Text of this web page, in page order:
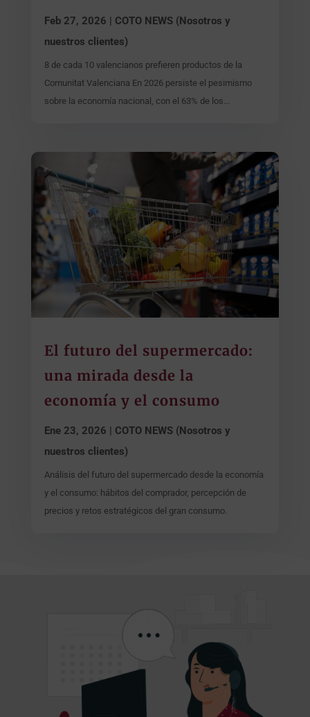
Feb 27, 2026 | COTO NEWS (Nosotros y
nuestros clientes)
8 de cada 10 valencianos prefieren productos de la
Comunitat Valenciana En 2026 persiste el pesimismo
sobre la economía nacional, con el 63% de los...
El futuro del supermercado:
una mirada desde la
economía y el consumo
Ene 23, 2026
COTO NEWS (Nosotros y
nuestros clientes)
Análisis del futuro del supermercado desde la economía
y el consumo: hábitos del comprador, percepción de
precios y retos estratégicos del gran consumo.